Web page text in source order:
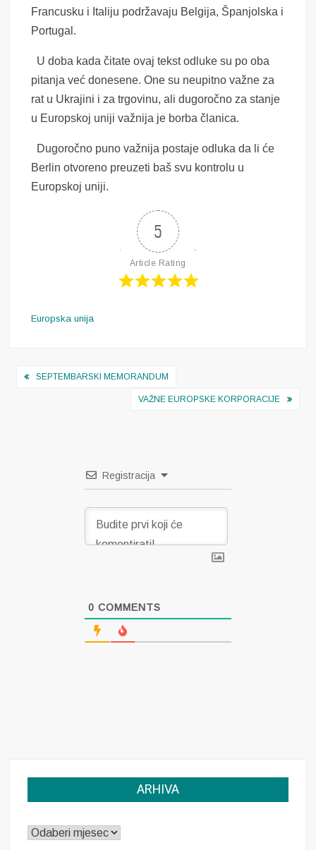
Francusku i Italiju podržavaju Belgija, Španjolska i
Portugal.
U doba kada čitate ovaj tekst odluke su po oba
pitanja već donesene. One su neupitno važne za
rat u Ukrajini i za trgovinu, ali dugoročno za stanje
u Europskoj uniji važnija je borba članica.
Dugoročno puno važnija postaje odluka da li će
Berlin otvoreno preuzeti baš svu kontrolu u
Europskoj uniji.
5
Article Rating
Europska unija
Navigacija
SEPTEMBARSKI MEMORANDUM
VAŽNE EUROPSKE KORPORACIJE
Registracija
0 COMMENTS
ARHIVA
ARHIVA